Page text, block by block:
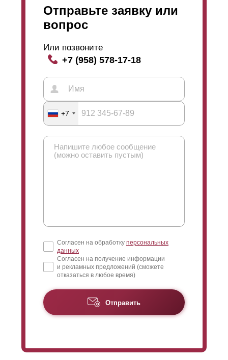
Отправьте заявку или
вопрос
Или позвоните
+7 (958) 578-17-18
+7
Согласен на обработку персональных
данных
Согласен на получение информации
и рекламных предложений (сможете
отказаться в любое время)
Отправить